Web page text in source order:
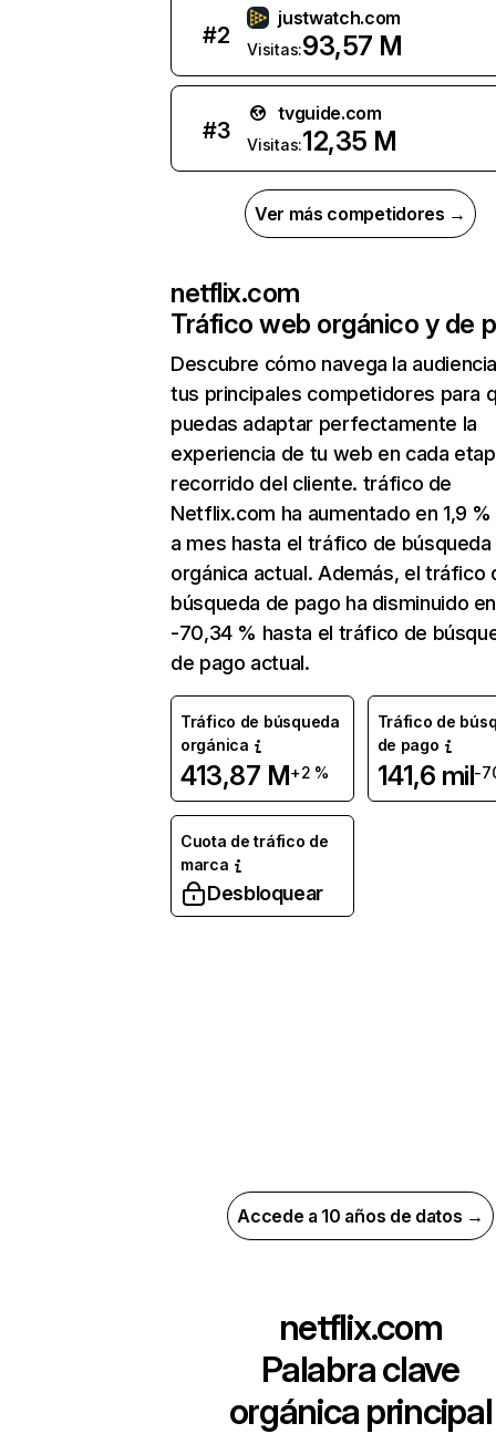
#2
justwatch.com
Visitas:93,57 M
#3
tvguide.com
Visitas:12,35 M
Ver más competidores →
netflix.com
Tráfico web orgánico y de
Descubre cómo navega la
tus principales competidores para
puedas adaptar perfectamente la
experiencia de tu web en cada
recorrido del cliente. tráfico de
Netflix.com ha aumentado en 1,9
a mes hasta el tráfico de búsqueda
orgánica actual. Además, el tráfico
búsqueda de pago ha disminuido en
-70,34 % hasta el tráfico de
de pago actual.
Tráfico de búsqueda
orgánica
413,87 M+2 %
Tráfico de
de pago
141,6 mil-
Cuota de tráfico de
marca
Desbloquear
Accede a 10 años de datos →
netflix.com
Palabra clave
orgánica principal